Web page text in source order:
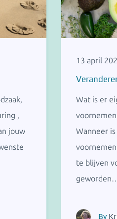
,
jouw
13 april
Wat is er
Wanneer
te blijven
By